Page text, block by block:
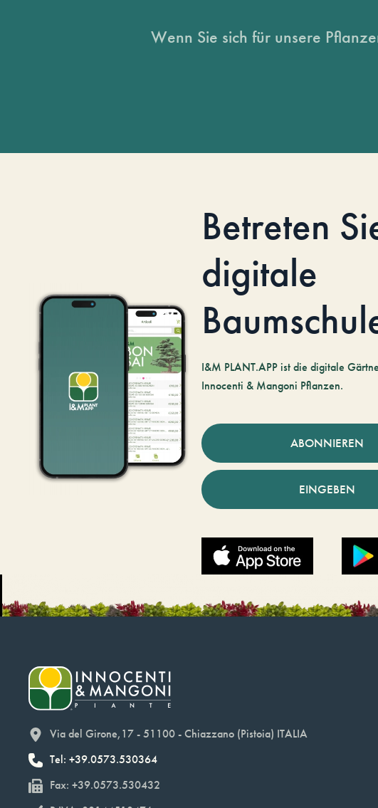
Wenn Sie sich für unsere
Betreten
digitale
I&M PLANT.APP ist die digitale
Innocenti & Mangoni Pflanzen.
ABONNIEREN
EINGEBEN
Via del Girone,17 - 51100 - Chiazzano (Pistoia) ITALIA
Tel: +39.0573.530364
Fax: +39.0573.530432